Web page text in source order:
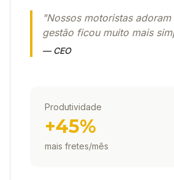
"Nossos motoristas
gestão ficou muito mais
—CEO
Produtividade
+45%
mais fretes/mês